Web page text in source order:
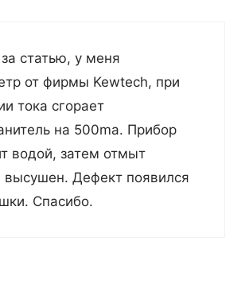
статью, у меня
от фирмы Kewtech, при
тока сгорает
на 500ma. Прибор
водой, затем отмыт
высушен. Дефект появился
Спасибо.